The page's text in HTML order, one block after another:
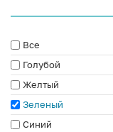
Все
Голубой
Желтый
Зеленый
Синий